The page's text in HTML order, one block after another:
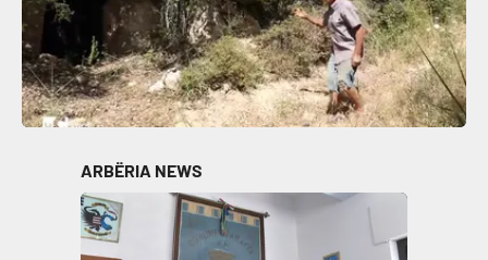
ARBËRIA NEWS